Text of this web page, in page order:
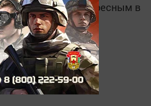
важным и интересным в
Татмедиа
Татарстана в
мессенджере MАХ: